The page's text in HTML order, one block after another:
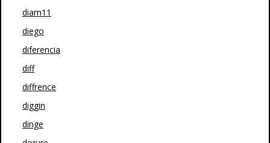
diam11
diego
diferencia
diff
diffrence
diggin
dinge